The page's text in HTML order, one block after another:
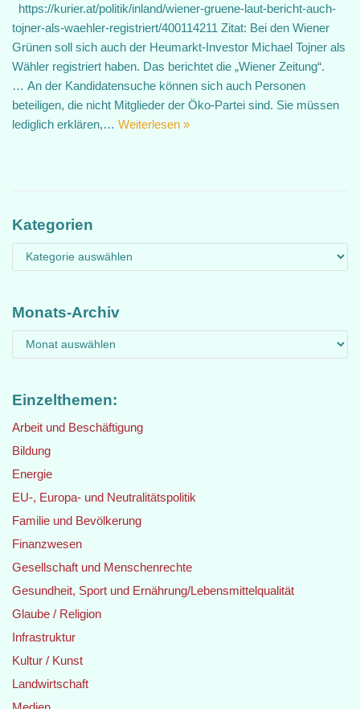
https://kurier.at/politik/inland/wiener-gruene-laut-bericht-auch-
tojner-als-waehler-registriert/400114211 Zitat: Bei den Wiener
Grünen soll sich auch der Heumarkt-Investor Michael Tojner als
Wähler registriert haben. Das berichtet die „Wiener Zeitung“.
… An der Kandidatensuche können sich auch Personen
beteiligen, die nicht Mitglieder der Öko-Partei sind. Sie müssen
lediglich erklären,… Weiterlesen »
Kategorien
Monats-Archiv
Einzelthemen:
Arbeit und Beschäftigung
Bildung
Energie
EU-, Europa- und Neutralitätspolitik
Familie und Bevölkerung
Finanzwesen
Gesellschaft und Menschenrechte
Gesundheit, Sport und Ernährung/Lebensmittelqualität
Glaube / Religion
Infrastruktur
Kultur / Kunst
Landwirtschaft